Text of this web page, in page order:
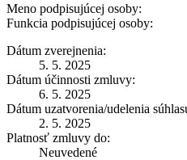
Meno podpisujúcej osoby:
Funkcia podpisujúcej osoby:
Dátum zverejnenia:
5. 5. 2025
Dátum účinnosti zmluvy:
6. 5. 2025
Dátum uzatvorenia/udelenia
2. 5. 2025
Platnosť zmluvy do:
Neuvedené